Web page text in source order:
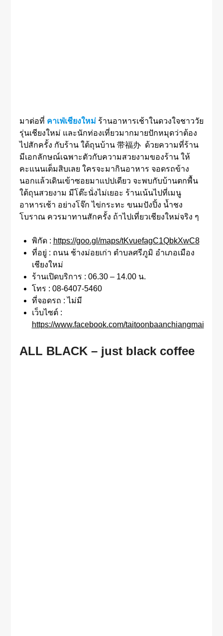
มาต่อที่ คาเฟ่เชียงใหม่ร้านอาหารเช้าในดวงใจชาววัย
รุ่นเชียงใหม่ และนักท่องเที่ยวมากมายปักหมุดว่าต้อง
ไปสักครั้ง กับร้าน ใต้ถุนบ้าน 带福办 ด้วยความที่ร้าน
มีเอกลักษณ์เฉพาะตัวกับความสวยงามของร้าน ให้
คะแนนเต็มสิบเลย ใครจะมากินอาหาร จอดรถข้าง
นอกแล้วเดินเข้าซอยมาแปปเดียว จะพบกับบ้านตกพื้น
ใต้ถุนสวยงาม มีโต๊ะนั่งไม่เยอะ ร้านเน้นไปที่เมนู
อาหารเช้า อย่างโจ๊ก ไข่กระทะ ขนมปังปิ้ง น้ำชง
โบราณ ควรมาทานสักครั้ง ถ้าไปเที่ยวเชียงใหม่จริง ๆ
พิกัด : https://goo.gl/maps/tKvuefagC1QbkXwC8
ที่อยู่ : ถนน ช้างม่อยเก่า ตำบลศรีภูมิ อำเภอเมือง
เชียงใหม่
ร้านเปิดบริการ : 06.30 – 14.00 น.
โทร : 08-6407-5460
ที่จอดรถ : ไม่มี
เว็บไซต์ :
https://www.facebook.com/taitoonbaanchiangmai
ALL BLACK – just black coffee